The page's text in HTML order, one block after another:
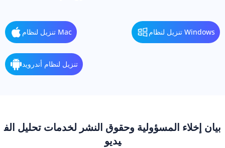
تنزيل لنظام Mac تنزيل لنظام Windows
تنزيل لنظام أندرويد
بيان إخلاء المسؤولية وحقوق النشر لخدمات تحليل الف
يديو